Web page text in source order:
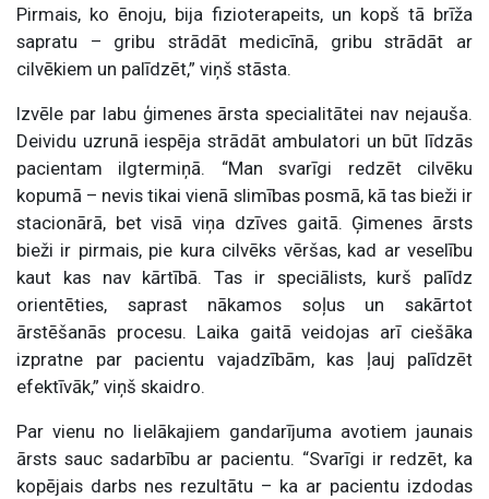
Pirmais, ko ēnoju, bija fizioterapeits, un kopš tā brīža
sapratu – gribu strādāt medicīnā, gribu strādāt ar
cilvēkiem un palīdzēt,” viņš stāsta.
Izvēle par labu ģimenes ārsta specialitātei nav nejauša.
Deividu uzrunā iespēja strādāt ambulatori un būt līdzās
pacientam ilgtermiņā. “Man svarīgi redzēt cilvēku
kopumā – nevis tikai vienā slimības posmā, kā tas bieži ir
stacionārā, bet visā viņa dzīves gaitā. Ģimenes ārsts
bieži ir pirmais, pie kura cilvēks vēršas, kad ar veselību
kaut kas nav kārtībā. Tas ir speciālists, kurš palīdz
orientēties, saprast nākamos soļus un sakārtot
ārstēšanās procesu. Laika gaitā veidojas arī ciešāka
izpratne par pacientu vajadzībām, kas ļauj palīdzēt
efektīvāk,” viņš skaidro.
Par vienu no lielākajiem gandarījuma avotiem jaunais
ārsts sauc sadarbību ar pacientu. “Svarīgi ir redzēt, ka
kopējais darbs nes rezultātu – ka ar pacientu izdodas